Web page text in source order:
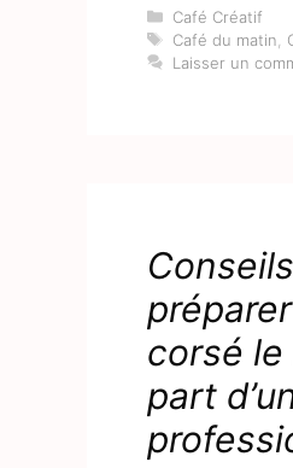
Catégories
Café Créatif
Étiquettes
Café du matin
Laisser un
corsé
part